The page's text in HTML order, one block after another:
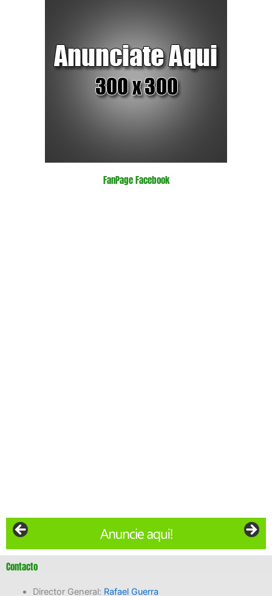
FanPage Facebook
Contacto
Director General: Rafael Guerra